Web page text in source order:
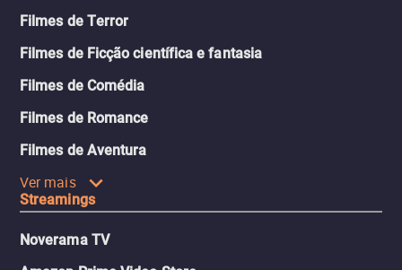
Filmes de Terror
Filmes de Ficção científica e fantasia
Filmes de Comédia
Filmes de Romance
Filmes de Aventura
Ver mais
Streamings
Noverama TV